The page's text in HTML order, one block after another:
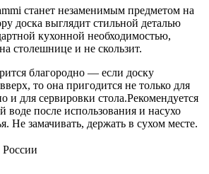
станет незаменимым предметом на
доска выглядит стильной деталью
кухонной необходимостью,
столешнице и не скользит.
благородно — если доску
то она пригодится не только для
и для сервировки стола.Рекомендуется
после использования и насухо
Не замачивать, держать в сухом месте.